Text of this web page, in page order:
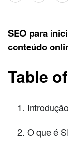
SEO para
conteúdo
Table
Introdução
O que é